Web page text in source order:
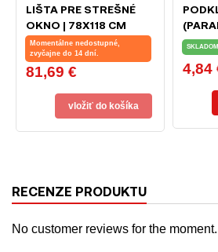
LIŠTA PRE STREŠNÉ
OKNO | 78X118 CM
(780X1180 MM) |
HNEDÁ | PRE
PROFILOVANÚ
Momentálne nedostupné,
zvyčajne do 14 dní.
Cena
81,69 €
vložiť do košíka
PRE
Cena
4,84
RECENZE PRODUKTU
No customer reviews for the moment.